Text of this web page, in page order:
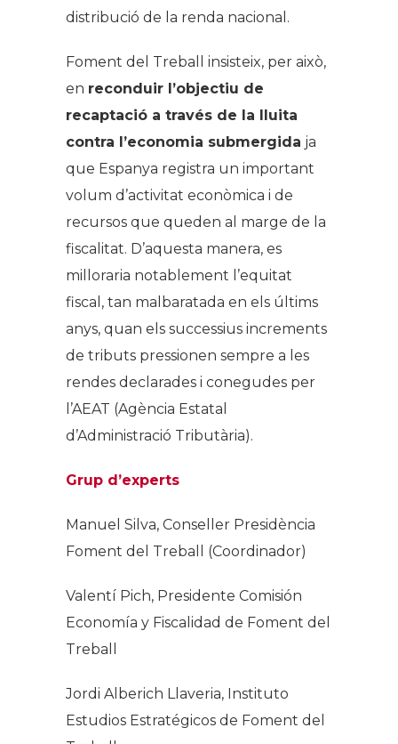
distribució de la renda nacional.
Foment del Treball insisteix, per això,
en reconduir l’objectiu de
recaptació a través de la lluita
contra l’economia submergida ja
que Espanya registra un important
volum d’activitat econòmica i de
recursos que queden al marge de la
fiscalitat. D’aquesta manera, es
milloraria notablement l’equitat
fiscal, tan malbaratada en els últims
anys, quan els successius increments
de tributs pressionen sempre a les
rendes declarades i conegudes per
l’AEAT (Agència Estatal
d’Administració Tributària).
Grup d’experts
Manuel Silva, Conseller Presidència
Foment del Treball (Coordinador)
Valentí Pich, Presidente Comisión
Economía y Fiscalidad de Foment del
Treball
Jordi Alberich Llaveria, Instituto
Estudios Estratégicos de Foment del